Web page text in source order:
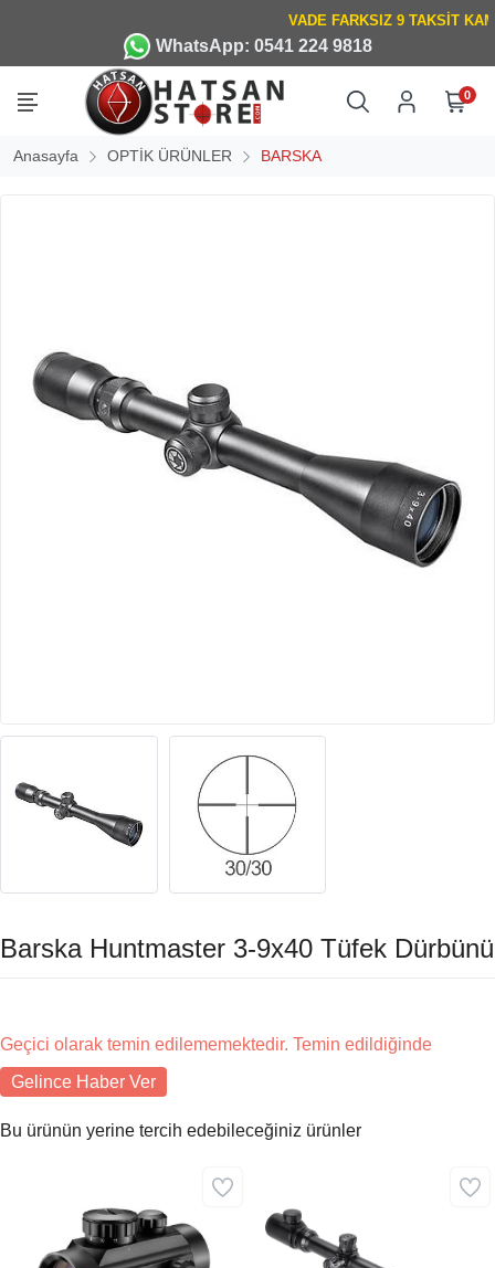
WhatsApp: 0541 224 9818
0
Anasayfa OPTİK ÜRÜNLER BARSKA
Barska Huntmaster 3-9x40 Tüfek Dürbünü
Geçici olarak temin edilememektedir. Temin edildiğinde
Gelince Haber Ver
Bu ürünün yerine tercih edebileceğiniz ürünler